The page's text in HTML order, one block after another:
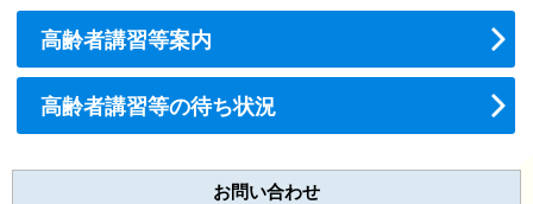
高齢者講習等案内
高齢者講習等の待ち状況
お問い合わせ